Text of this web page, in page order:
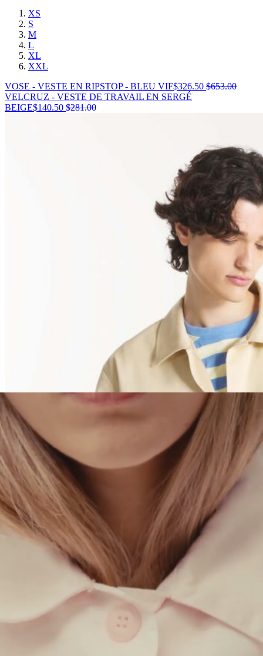
XS
S
M
L
XL
XXL
VOSE - VESTE EN RIPSTOP - BLEU VIF$326.50 $653.00
VELCRUZ - VESTE DE TRAVAIL EN SERGÉ
BEIGE$140.50 $281.00